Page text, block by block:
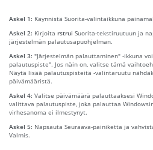
Askel 1: Käynnistä Suorita-valintaikkuna
Askel 2: Kirjoita rstrui Suorita-tekstiruutuun ja
järjestelmän palautusapuohjelman.
Askel 3: "Järjestelmän palauttaminen" -ikkuna
palautuspiste". Jos näin on, valitse tämä
Näytä lisää palautuspisteitä -valintaruutu
päivämääristä.
Askel 4: Valitse päivämäärä palauttaaksesi
valittava palautuspiste, joka palauttaa
virhesanoma ei ilmestynyt.
Askel 5: Napsauta Seuraava-painiketta ja
Valmis.